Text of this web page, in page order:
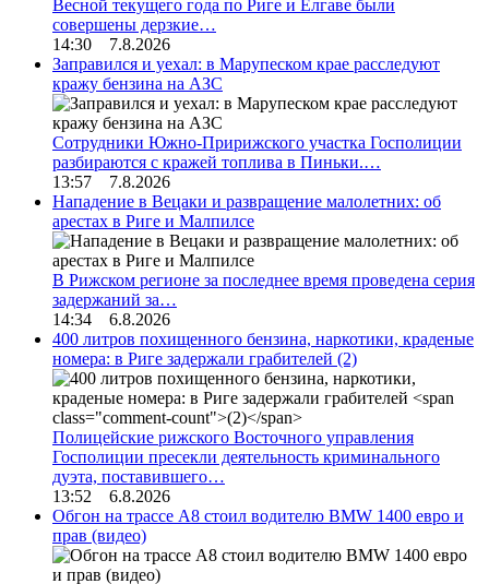
Весной текущего года по Риге и Елгаве были
совершены дерзкие…
14:30 7.8.2026
Заправился и уехал: в Марупеском крае расследуют
кражу бензина на АЗС
Сотрудники Южно-Пририжского участка Госполиции
разбираются с кражей топлива в Пиньки.…
13:57 7.8.2026
Нападение в Вецаки и развращение малолетних: об
арестах в Риге и Малпилсе
В Рижском регионе за последнее время проведена серия
задержаний за…
14:34 6.8.2026
400 литров похищенного бензина, наркотики, краденые
номера: в Риге задержали грабителей (2)
Полицейские рижского Восточного управления
Госполиции пресекли деятельность криминального
дуэта, поставившего…
13:52 6.8.2026
Обгон на трассе А8 стоил водителю BMW 1400 евро и
прав (видео)